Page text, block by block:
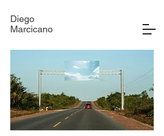
Diego
Marcicano